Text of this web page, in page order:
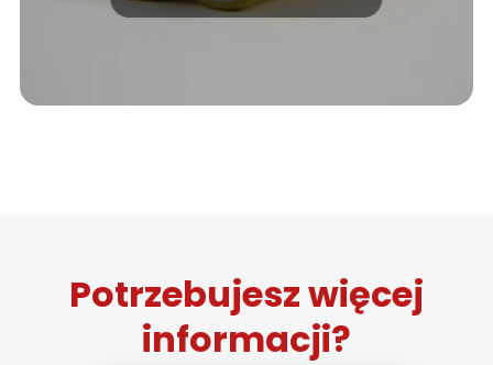
Potrzebujesz więcej
informacji?